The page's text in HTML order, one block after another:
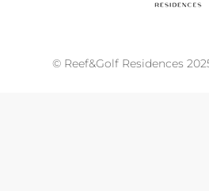
© Reef&Golf Residences